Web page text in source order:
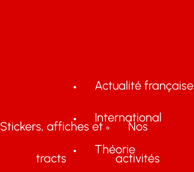
Stickers, affiches et
tracts
Nos
activités
Actualité française
International
Théorie